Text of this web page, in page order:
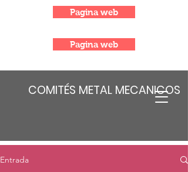
COMITÉS METAL MECANICOS
Pagina web
Pagina web
Entrada